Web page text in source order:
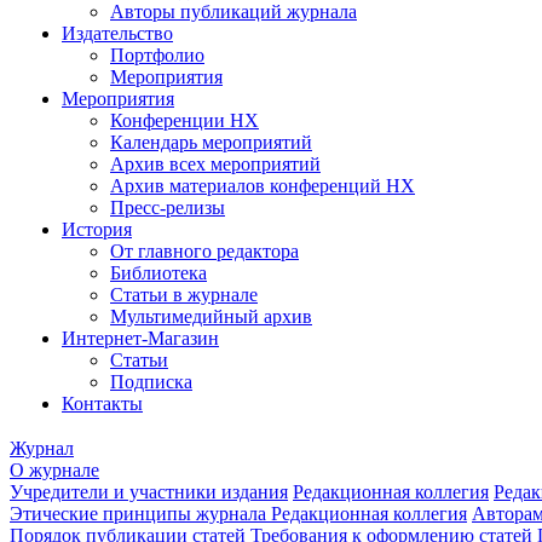
Авторы публикаций журнала
Издательство
Портфолио
Мероприятия
Мероприятия
Конференции НХ
Календарь мероприятий
Архив всех мероприятий
Архив материалов конференций НХ
Пресс-релизы
История
От главного редактора
Библиотека
Статьи в журнале
Мультимедийный архив
Интернет-Магазин
Статьи
Подписка
Контакты
Журнал
О журнале
Учредители и участники издания Редакционная коллегия
Этические принципы журнала Редакционная коллегия
Порядок публикации статей Требования к оформлению статей